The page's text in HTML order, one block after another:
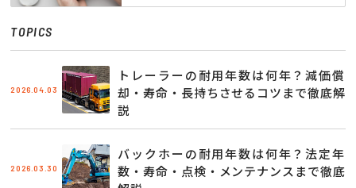
TOPICS
2026.04.03
トレーラーの耐用年数は何年？減価償
却・寿命・長持ちさせるコツまで徹底解
説
2026.03.30
バックホーの耐用年数は何年？法定年
数・寿命・点検・メンテナンスまで徹底